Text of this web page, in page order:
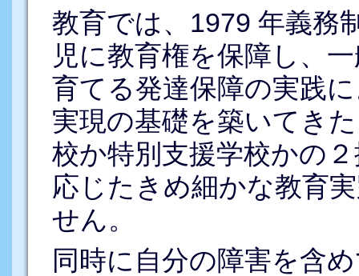
教育では、1979 年義務
児に教育権を保障し、
育てる発達保障の実践
実現の基礎を築いてき
校か特別支援学校かの
応じたきめ細かな教育
せん。
同時に自分の障害を含